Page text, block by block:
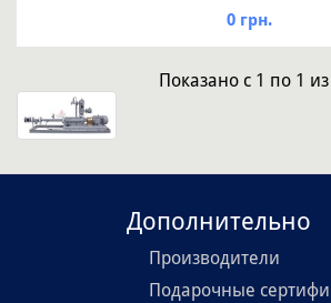
0 грн.
Показано с 1 по 1 из
Дополнительно
Производители
Подарочные